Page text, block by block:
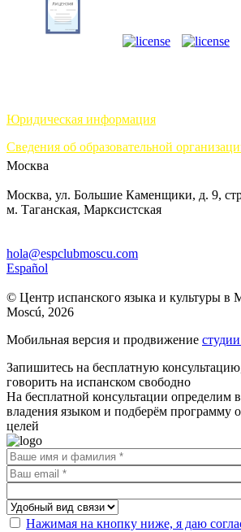
Юридическая информация
Сведения об образовательной
Москва
Москва, ул. Большие Каменщики, д. 9,
м. Таганская, Марксистская
hola@espclubmoscu.com
Español
© Центр испанского языка и культуры в
Moscú, 2026
Мобильная версия и продвижение
Запишитесь на бесплатную
говорить на испанском свободно
На бесплатной консультации определим
владения языком и подберём программу
целей
Нажимая на кнопку ниже, я даю